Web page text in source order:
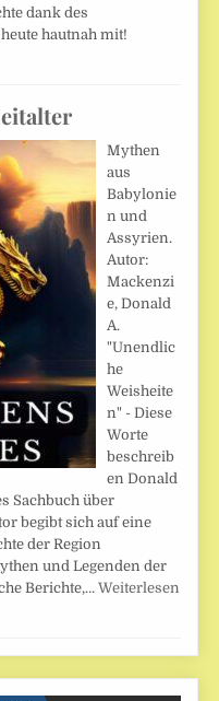
dank des
hautnah mit!
Mythen
aus
Babylonie
n und
Assyrien.
Autor:
Mackenzi
e, Donald
A.
"Unendlic
he
Weisheite
n" - Diese
Worte
beschreib
en Donald
Sachbuch über
begibt sich auf eine
der Region
und Legenden der
Berichte,…Weiterlesen